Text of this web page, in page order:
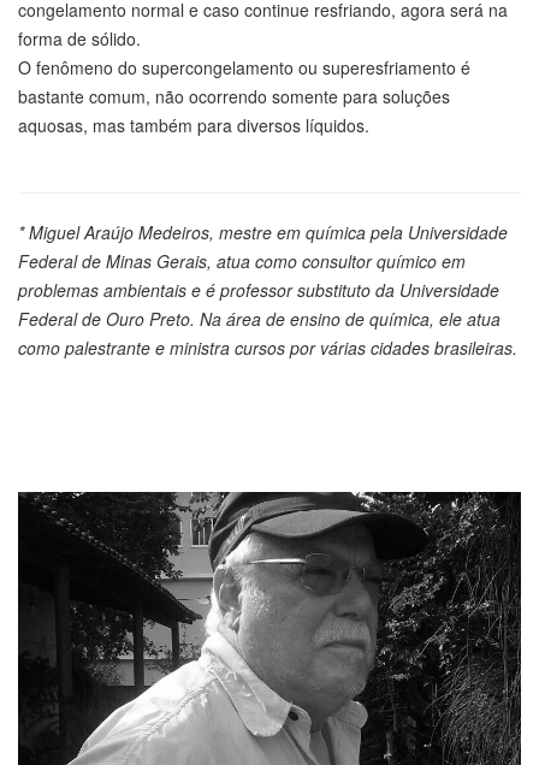
congelamento normal e caso continue resfriando, agora será na
forma de sólido.
O fenômeno do supercongelamento ou superesfriamento é
bastante comum, não ocorrendo somente para soluções
aquosas, mas também para diversos líquidos.
* Miguel Araújo Medeiros, mestre em química pela Universidade
Federal de Minas Gerais, atua como consultor químico em
problemas ambientais e é professor substituto da Universidade
Federal de Ouro Preto. Na área de ensino de química, ele atua
como palestrante e ministra cursos por várias cidades brasileiras.